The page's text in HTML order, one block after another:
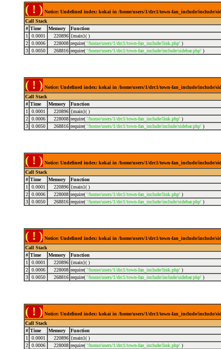
( ! ) Notice: Undefined index: kokai in /home/users/1/drc1/town-fan_include/include/
Call Stack
# Time Memory
Function
1
0.0001 220896 {main}( )
2
0.0006 228008 require( '/home/users/1/drc1/town-fan_include/link.php' )
3
0.0050 268816 require( '/home/users/1/drc1/town-fan_include/include/sidebar.php' )
( ! ) Notice: Undefined index: kokai in /home/users/1/drc1/town-fan_include/include/
Call Stack
# Time Memory
Function
1
0.0001 220896 {main}( )
2
0.0006 228008 require( '/home/users/1/drc1/town-fan_include/link.php' )
3
0.0050 268816 require( '/home/users/1/drc1/town-fan_include/include/sidebar.php' )
( ! ) Notice: Undefined index: kokai in /home/users/1/drc1/town-fan_include/include/
Call Stack
# Time Memory
Function
1
0.0001 220896 {main}( )
2
0.0006 228008 require( '/home/users/1/drc1/town-fan_include/link.php' )
3
0.0050 268816 require( '/home/users/1/drc1/town-fan_include/include/sidebar.php' )
( ! ) Notice: Undefined index: kokai in /home/users/1/drc1/town-fan_include/include/
Call Stack
# Time Memory
Function
1
0.0001 220896 {main}( )
2
0.0006 228008 require( '/home/users/1/drc1/town-fan_include/link.php' )
3
0.0050 268816 require( '/home/users/1/drc1/town-fan_include/include/sidebar.php' )
( ! ) Notice: Undefined index: kokai in /home/users/1/drc1/town-fan_include/include/
Call Stack
# Time Memory
Function
1
0.0001 220896 {main}( )
2
0.0006 228008 require( '/home/users/1/drc1/town-fan_include/link.php' )